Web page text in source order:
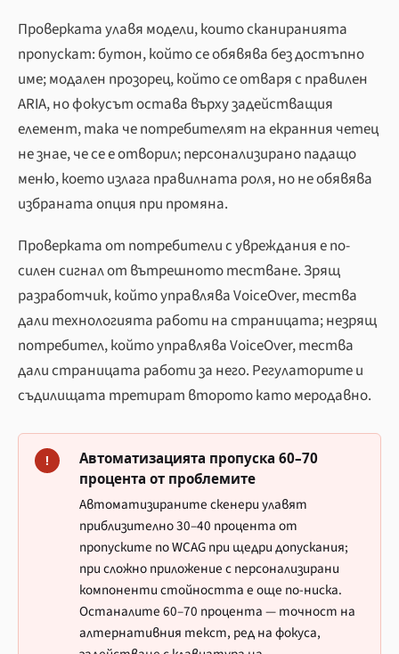
Проверката улавя модели, които сканиранията
пропускат: бутон, който се обявява без достъпно
име; модален прозорец, който се отваря с правилен
ARIA, но фокусът остава върху задействащия
елемент, така че потребителят на екранния четец
не знае, че се е отворил; персонализирано падащо
меню, което излага правилната роля, но не обявява
избраната опция при промяна.
Проверката от потребители с увреждания е по-
силен сигнал от вътрешното тестване. Зрящ
разработчик, който управлява VoiceOver, тества
дали технологията работи на страницата; незрящ
потребител, който управлява VoiceOver, тества
дали страницата работи за него. Регулаторите и
съдилищата третират второто като меродавно.
!
Автоматизацията пропуска 60–70
процента от проблемите
Автоматизираните скенери улавят
приблизително 30–40 процента от
пропуските по WCAG при щедри допускания;
при сложно приложение с персонализирани
компоненти стойността е още по-ниска.
Останалите 60–70 процента — точност на
алтернативния текст, ред на фокуса,